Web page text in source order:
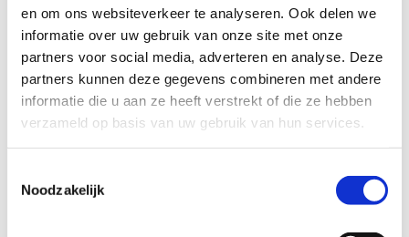
en om ons websiteverkeer te analyseren. Ook delen we
informatie over uw gebruik van onze site met onze
partners voor social media, adverteren en analyse. Deze
partners kunnen deze gegevens combineren met andere
informatie die u aan ze heeft verstrekt of die ze hebben
verzameld op basis van uw gebruik van hun services.
Noodzakelijk